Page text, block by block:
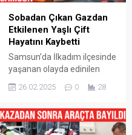
Sobadan Çıkan Gazdan
Etkilenen Yaşlı Çift
Hayatını Kaybetti
Samsun’da İlkadım ilçesinde
yaşanan olayda edinilen
karbonmonoksit gazından
kaybetti. Olay, İlkadım ilçesi
Liman Mahallesi Menekşe
26.02.2025 0 28